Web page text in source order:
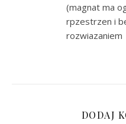
(magnat ma
rpzestrzen i
rozwiazaniem
DODAJ